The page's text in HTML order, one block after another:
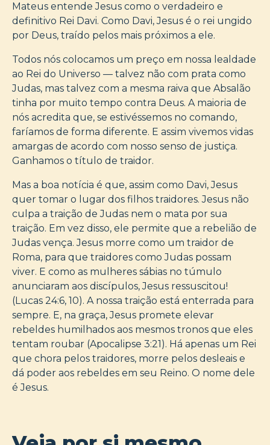
Mateus entende Jesus como o verdadeiro e
definitivo Rei Davi. Como Davi, Jesus é o rei ungido
por Deus, traído pelos mais próximos a ele.
Todos nós colocamos um preço em nossa lealdade
ao Rei do Universo — talvez não com prata como
Judas, mas talvez com a mesma raiva que Absalão
tinha por muito tempo contra Deus. A maioria de
nós acredita que, se estivéssemos no comando,
faríamos de forma diferente. E assim vivemos vidas
amargas de acordo com nosso senso de justiça.
Ganhamos o título de traidor.
Mas a boa notícia é que, assim como Davi, Jesus
quer tomar o lugar dos filhos traidores. Jesus não
culpa a traição de Judas nem o mata por sua
traição. Em vez disso, ele permite que a rebelião de
Judas vença. Jesus morre como um traidor de
Roma, para que traidores como Judas possam
viver. E como as mulheres sábias no túmulo
anunciaram aos discípulos, Jesus ressuscitou!
(Lucas 24:6, 10). A nossa traição está enterrada para
sempre. E, na graça, Jesus promete elevar
rebeldes humilhados aos mesmos tronos que eles
tentam roubar (Apocalipse 3:21). Há apenas um Rei
que chora pelos traidores, morre pelos desleais e
dá poder aos rebeldes em seu Reino. O nome dele
é Jesus.